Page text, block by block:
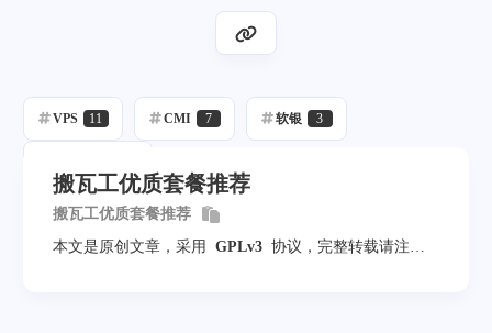
VPS 11 CMI 7 软银 3
搬瓦工优质套餐推荐
搬瓦工优质套餐推荐
本文是原创文章，采用
GPLv3 协议，完整转载请注明